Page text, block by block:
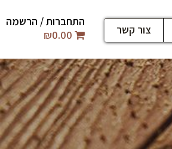
צור קשר
התחברות / הרשמה
₪0.00